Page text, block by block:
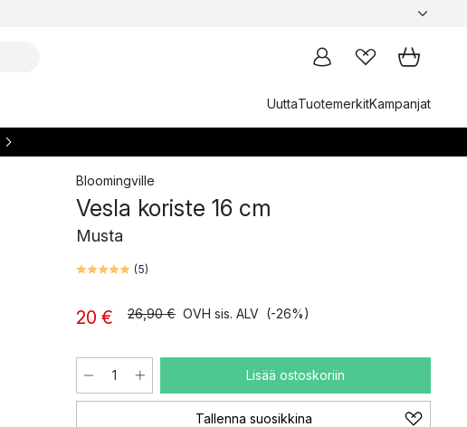
UuttaTuotemerkitKampanjat
Bloomingville
Vesla koriste 16 cm
Musta
(5)
20 € 26,90 € OVH sis. ALV (-26%)
Lisää ostoskoriin
Tallenna suosikkina